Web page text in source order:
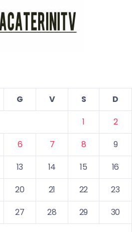
G V S
D
1
2
6 7 8
9
13 14 15
16
20 21 22
23
27 28 29
30